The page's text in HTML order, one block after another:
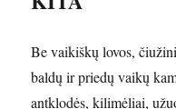
Be vaikiškų lovos,
baldų ir priedų vaikų
antklodės, kilimėliai,